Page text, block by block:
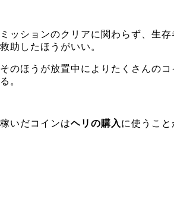
ミッションのクリアに関わらず、生存
救助したほうがいい。
そのほうが放置中によりたくさんの
る。
稼いだコインはヘリの購入 に使うこと